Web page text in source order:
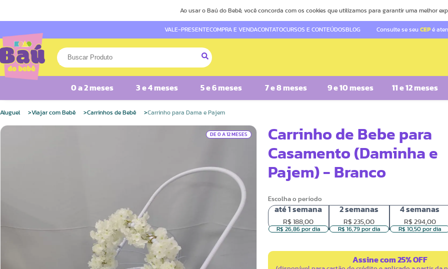
Ao usar o Baú do Bebê, você concorda com os cookies que utilizamos para garantir uma melhor
VALE-PRESENTECOMPRA E VENDACONTATOCURSOS E CONTEÚDOSBLOG Consulte se seu CEPé
0 a 2 meses 3 e 4 meses 5 e 6 meses 7 e 8 meses 9 e 10 meses 11 e 12 meses
Aluguel Viajar com Bebê Carrinhos de Bebê Carrinho para Dama e Pajem
DE 0 A 12 MESES
Carrinho de Bebe para
Casamento (Daminha e
Pajem) - Branco
Escolha o período
até1 semana
R$ 188,00
R$ 26,86 por dia
2 semanas
R$ 235,00
R$ 16,79 por dia
4 semanas
R$ 294,00
R$ 10,50 por dia
Assine com 25% OFF